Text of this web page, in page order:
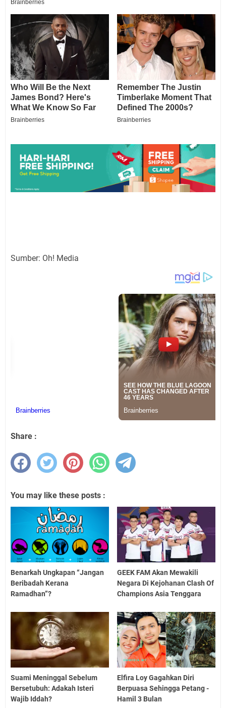
Sumber: Oh! Media
Share :
You may like these posts :
Benarkah Ungkapan “Jangan
Beribadah Kerana
Ramadhan”?
GEEK FAM Akan Mewakili
Negara Di Kejohanan Clash Of
Champions Asia Tenggara
Suami Meninggal Sebelum
Bersetubuh: Adakah Isteri
Wajib Iddah?
Elfira Loy Gagahkan Diri
Berpuasa Sehingga Petang -
Hamil 3 Bulan